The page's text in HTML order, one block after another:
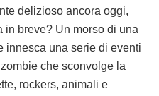
delizioso ancora oggi,
in breve? Un morso di una
innesca una serie di eventi
che sconvolge la
rockers, animali e